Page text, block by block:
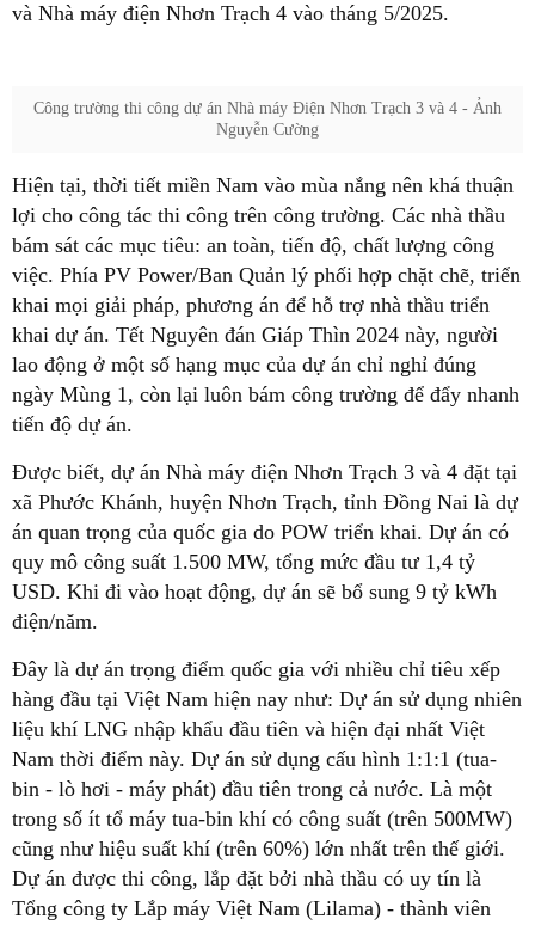
và Nhà máy điện Nhơn Trạch 4 vào tháng 5/2025.
Công trường thi công dự án Nhà máy Điện Nhơn Trạch 3 và 4 - Ảnh
Nguyễn Cường
Hiện tại, thời tiết miền Nam vào mùa nắng nên khá thuận
lợi cho công tác thi công trên công trường. Các nhà thầu
bám sát các mục tiêu: an toàn, tiến độ, chất lượng công
việc. Phía PV Power/Ban Quản lý phối hợp chặt chẽ, triển
khai mọi giải pháp, phương án để hỗ trợ nhà thầu triển
khai dự án. Tết Nguyên đán Giáp Thìn 2024 này, người
lao động ở một số hạng mục của dự án chỉ nghỉ đúng
ngày Mùng 1, còn lại luôn bám công trường để đẩy nhanh
tiến độ dự án.
Được biết, dự án Nhà máy điện Nhơn Trạch 3 và 4 đặt tại
xã Phước Khánh, huyện Nhơn Trạch, tỉnh Đồng Nai là dự
án quan trọng của quốc gia do POW triển khai. Dự án có
quy mô công suất 1.500 MW, tổng mức đầu tư 1,4 tỷ
USD. Khi đi vào hoạt động, dự án sẽ bổ sung 9 tỷ kWh
điện/năm.
Đây là dự án trọng điểm quốc gia với nhiều chỉ tiêu xếp
hàng đầu tại Việt Nam hiện nay như: Dự án sử dụng nhiên
liệu khí LNG nhập khẩu đầu tiên và hiện đại nhất Việt
Nam thời điểm này. Dự án sử dụng cấu hình 1:1:1 (tua-
bin - lò hơi - máy phát) đầu tiên trong cả nước. Là một
trong số ít tổ máy tua-bin khí có công suất (trên 500MW)
cũng như hiệu suất khí (trên 60%) lớn nhất trên thế giới.
Dự án được thi công, lắp đặt bởi nhà thầu có uy tín là
Tổng công ty Lắp máy Việt Nam (Lilama) - thành viên